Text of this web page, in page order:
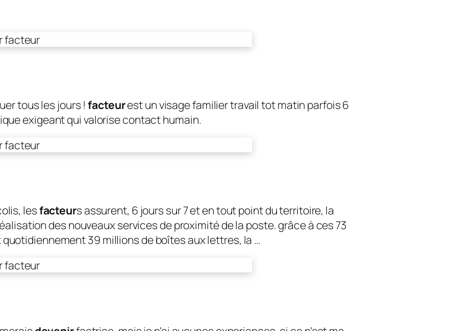
tous les jours !facteurest un visage familier travail tot matin parfois 6
exigeant qui valorise contact humain.
lesfacteurs assurent, 6 jours sur 7 et en tout point du territoire, la
des nouveaux services de proximité de la poste. grâce à ces 73
39 millions de boîtes aux lettres, la …